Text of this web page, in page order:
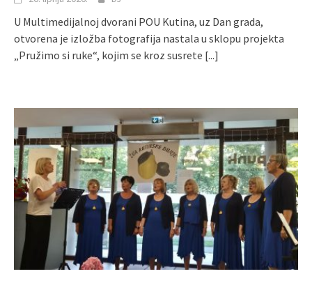
U Multimedijalnoj dvorani POU Kutina, uz Dan grada,
otvorena je izložba fotografija nastala u sklopu projekta
„Pružimo si ruke“, kojim se kroz susrete [...]